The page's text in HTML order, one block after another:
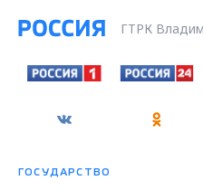
ГТРК
ГОСУДАРСТВО